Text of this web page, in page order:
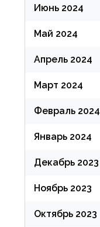
Июнь 2024
Май 2024
Апрель 2024
Март 2024
Февраль 2024
Январь 2024
Декабрь 2023
Ноябрь 2023
Октябрь 2023